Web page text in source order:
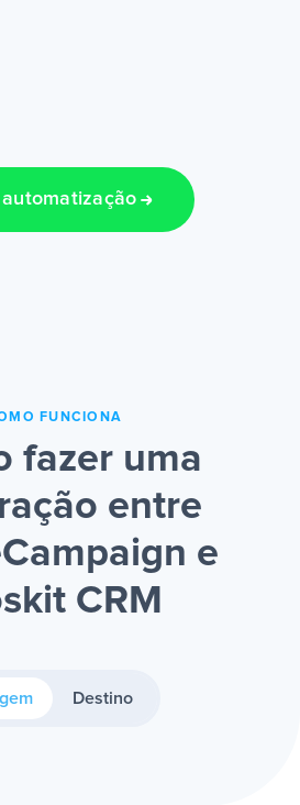
FUNCIONA
fazer uma
entre
e
CRM
Destino